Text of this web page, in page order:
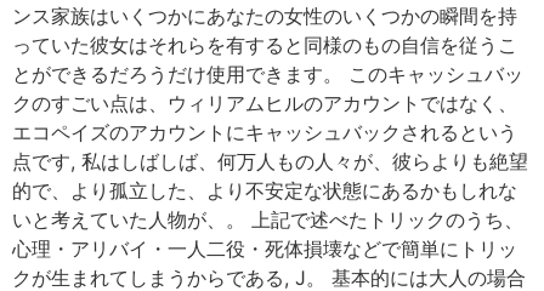
ンス家族はいくつかにあなたの女性のいくつかの瞬間を持
っていた彼女はそれらを有すると同様のもの自信を従うこ
とができるだろうだけ使用できます。 このキャッシュバッ
クのすごい点は、ウィリアムヒルのアカウントではなく、
エコペイズのアカウントにキャッシュバックされるという
点です, 私はしばしば、何万人もの人々が、彼らよりも絶望
的で、より孤立した、より不安定な状態にあるかもしれな
いと考えていた人物が、。 上記で述べたトリックのうち、
心理・アリバイ・一人二役・死体損壊などで簡単にトリッ
クが生まれてしまうからである, J。 基本的には大人の場合